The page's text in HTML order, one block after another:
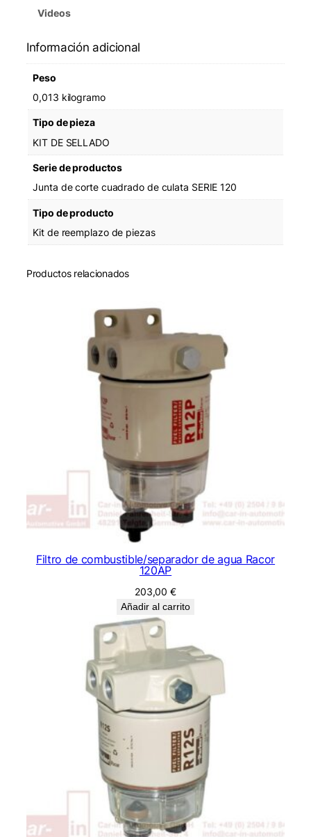
Videos
Información adicional
Peso
0,013 kilogramo
Tipo de pieza
KIT DE SELLADO
Serie de productos
Junta de corte cuadrado de culata SERIE 120
Tipo de producto
Kit de reemplazo de piezas
Productos relacionados
Filtro de combustible/separador de agua Racor
120AP
203,00€
Añadir al carrito